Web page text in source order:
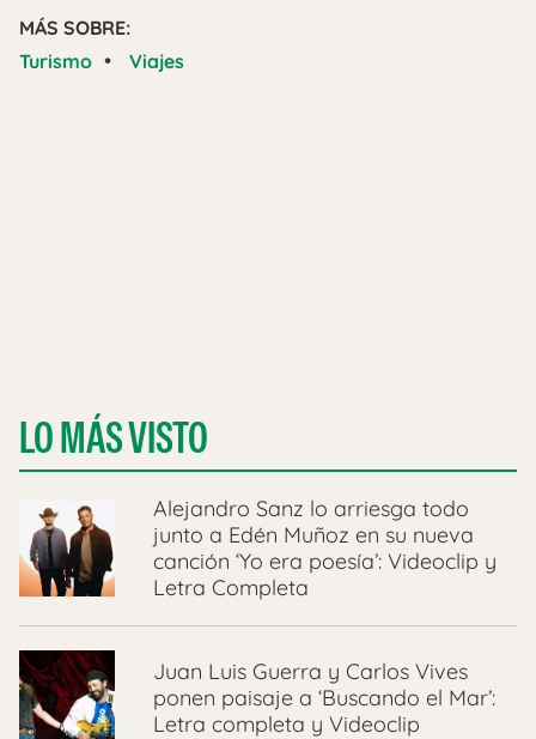
MÁS SOBRE:
Turismo • Viajes
LO MÁS VISTO
Alejandro Sanz lo arriesga todo
junto a Edén Muñoz en su nueva
canción ‘Yo era poesía’: Videoclip y
Letra Completa
Juan Luis Guerra y Carlos Vives
ponen paisaje a ‘Buscando el Mar’:
Letra completa y Videoclip